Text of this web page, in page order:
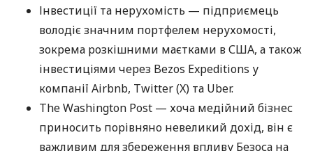
Інвестиції та нерухомість — підприємець
володіє значним портфелем нерухомості,
зокрема розкішними маєтками в США, а також
інвестиціями через Bezos Expeditions у
компанії Airbnb, Twitter (X) та Uber.
The Washington Post — хоча медійний бізнес
приносить порівняно невеликий дохід, він є
важливим для збереження впливу Безоса на